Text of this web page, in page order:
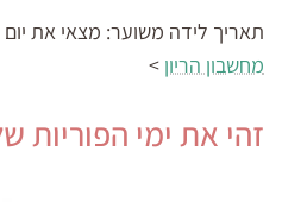
תאריך לידה משוער: מצאי את
מחשבון הריון >
זהי את ימי הפוריות